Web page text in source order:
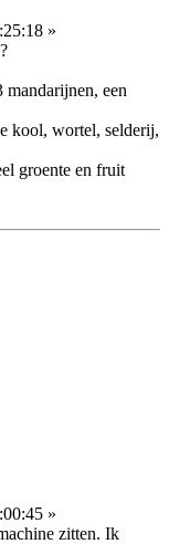
»
mandarijnen, een
kool, wortel, selderij,
groente en fruit
»
zitten. Ik